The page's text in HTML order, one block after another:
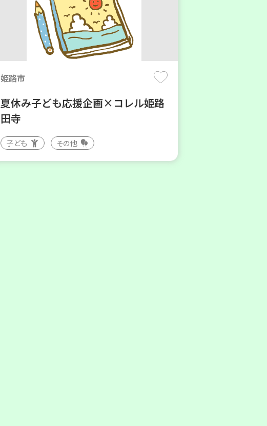
姫路市
夏休み子ども応援企画×コレル姫路
田寺
子ども その他